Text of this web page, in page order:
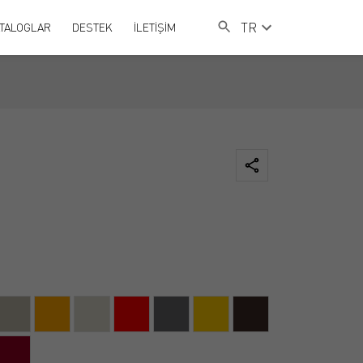
DESTEK İLETİŞİM TR